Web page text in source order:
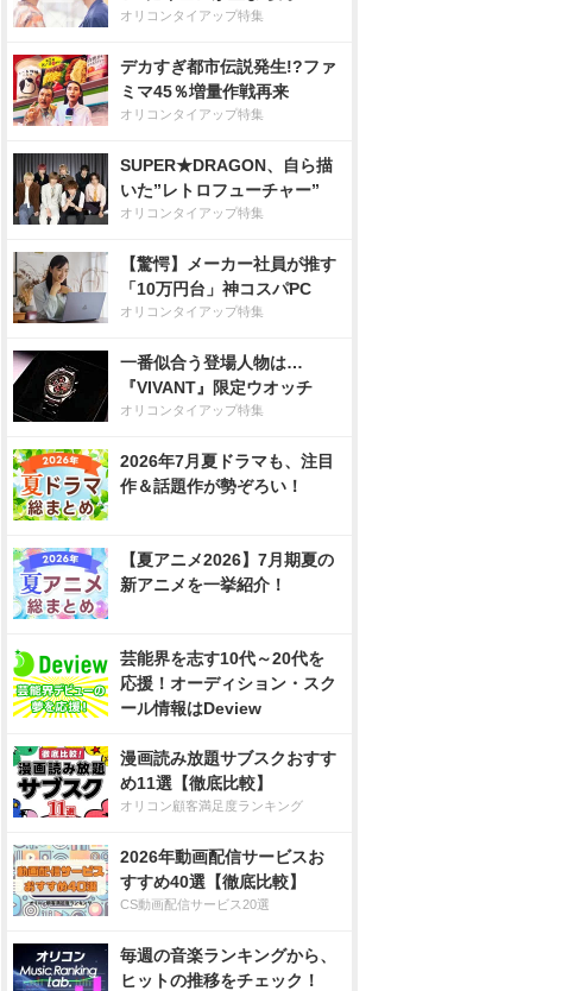
オリコンタイアップ特集
デカすぎ都市伝説発生!?ファ
ミマ45％増量作戦再来
オリコンタイアップ特集
SUPER★DRAGON、自ら描
いた”レトロフューチャー”
オリコンタイアップ特集
【驚愕】メーカー社員が推す
「10万円台」神コスパPC
オリコンタイアップ特集
一番似合う登場人物は…
『VIVANT』限定ウオッチ
オリコンタイアップ特集
2026年7月夏ドラマも、注目
作＆話題作が勢ぞろい！
【夏アニメ2026】7月期夏の
新アニメを一挙紹介！
芸能界を志す10代～20代を
応援！オーディション・スク
ール情報はDeview
漫画読み放題サブスクおすす
め11選【徹底比較】
オリコン顧客満足度ランキング
2026年動画配信サービスお
すすめ40選【徹底比較】
CS動画配信サービス20選
毎週の音楽ランキングから、
ヒットの推移をチェック！